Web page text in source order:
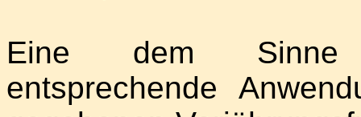
Eine dem Sinne
entsprechende